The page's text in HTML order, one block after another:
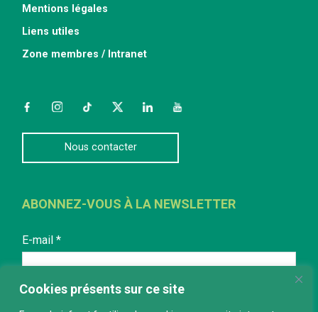
Cookies présents sur ce site
Mentions légales
Liens utiles
Zone membres / Intranet
FacebookInstagramTikTokTwitterLinkedInYouTube
Nous contacter
ABONNEZ-VOUS À LA NEWSLETTER
E-mail *